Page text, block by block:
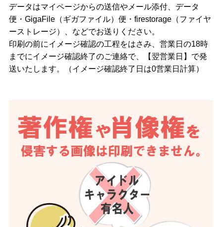
データはマイページからの送信やメール添付、データ
便・GigaFile（ギガファイル）便・firestorage（ファイヤ
ーストレージ）、などでお送りください。
印刷の前にイメージ確認の工程をはさみ、営業日の18時
までにイメージ確認終了のご連絡で、【翌営業日】で発
送いたします。（イメージ確認終了日は0営業日計算）